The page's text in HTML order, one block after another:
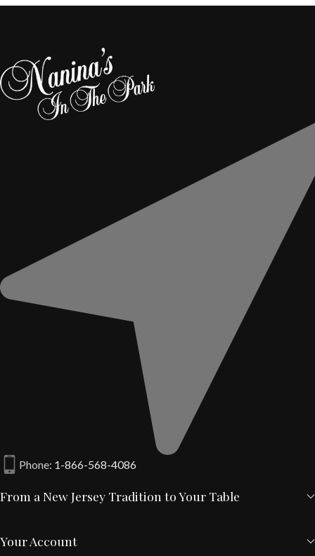
Phone: 1-866-568-4086
From a New Jersey Tradition to Your Table
Your Account